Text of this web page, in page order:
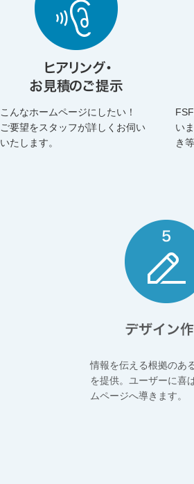
こんなホームページにしたい！
ご要望をスタッフが詳しくお伺い
いたします。
い
き
情報を伝える根拠のあ
を提供。ユーザーに喜
ムページへ導きます。